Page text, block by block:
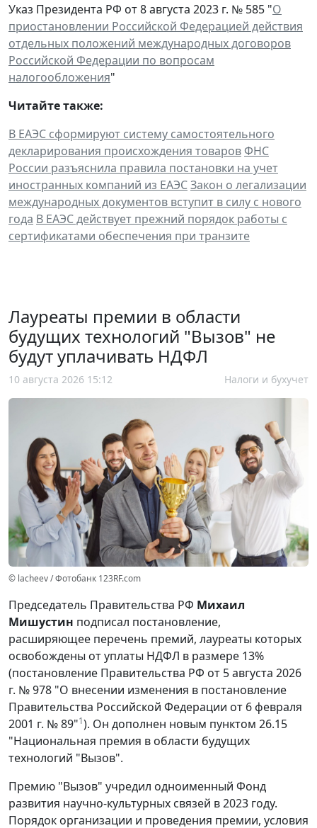
Указ Президента РФ от 8 августа 2023 г. № 585 "О
приостановлении Российской Федерацией действия
отдельных положений международных договоров
Российской Федерации по вопросам
налогообложения"
Читайте также:
В ЕАЭС сформируют систему самостоятельного
декларирования происхождения товаровФНС
России разъяснила правила постановки на учет
иностранных компаний из ЕАЭСЗакон о легализации
международных документов вступит в силу с нового
года В ЕАЭС действует прежний порядок работы с
сертификатами обеспечения при транзите
Лауреаты премии в области
будущих технологий "Вызов" не
будут уплачивать НДФЛ
10 августа 2026 15:12 Налоги и бухучет
© lacheev / Фотобанк 123RF.com
Председатель Правительства РФ Михаил
Мишустин подписал постановление,
расширяющее перечень премий, лауреаты которых
освобождены от уплаты НДФЛ в размере 13%
(постановление Правительства РФ от 5 августа 2026
г. № 978 "О внесении изменения в постановление
Правительства Российской Федерации от 6 февраля
2001 г. № 89"1). Он дополнен новым пунктом 26.15
"Национальная премия в области будущих
технологий "Вызов".
Премию "Вызов" учредил одноименный Фонд
развития научно-культурных связей в 2023 году.
Порядок организации и проведения премии, условия